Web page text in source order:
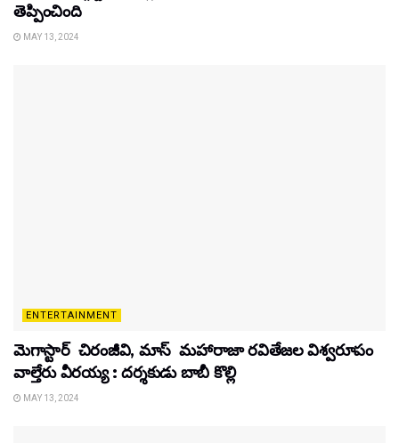
తెప్పించింది
MAY 13, 2024
ENTERTAINMENT
మెగాస్టార్ చిరంజీవి, మాస్ మహారాజా రవితేజల విశ్వరూపం
వాల్తేరు వీరయ్య : దర్శకుడు బాబీ కొల్లి
MAY 13, 2024